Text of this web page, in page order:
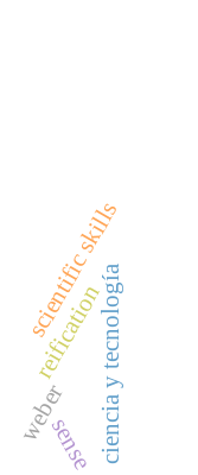
weber
reification
scientific skills
ciencia y tecnología
sense